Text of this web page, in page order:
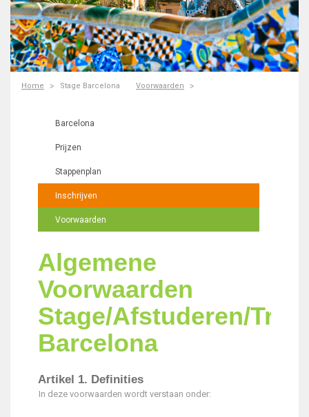
Home Stage Barcelona Voorwaarden
Barcelona
Prijzen
Stappenplan
Inschrijven
Voorwaarden
Algemene
Voorwaarden
Stage/Afstuderen/
Barcelona
Artikel 1. Definities
In deze voorwaarden wordt verstaan onder: